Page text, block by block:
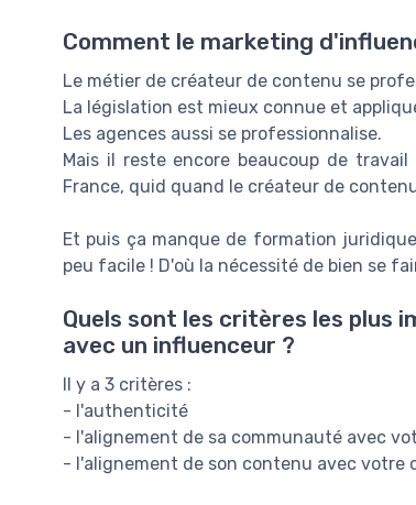
Comment le marketing
Le métier de créateur de contenu se
La législation est mieux connue et
Les agences aussi se professionnalise.
Mais il reste encore beaucoup de
France, quid quand le créateur de
Et puis ça manque de formation
peu facile ! D'où la nécessité de bien se
Quels sont les critères les plus
avec un influenceur ?
Il y a 3 critères :
- l'authenticité
- l'alignement de sa communauté avec
- l'alignement de son contenu avec votre